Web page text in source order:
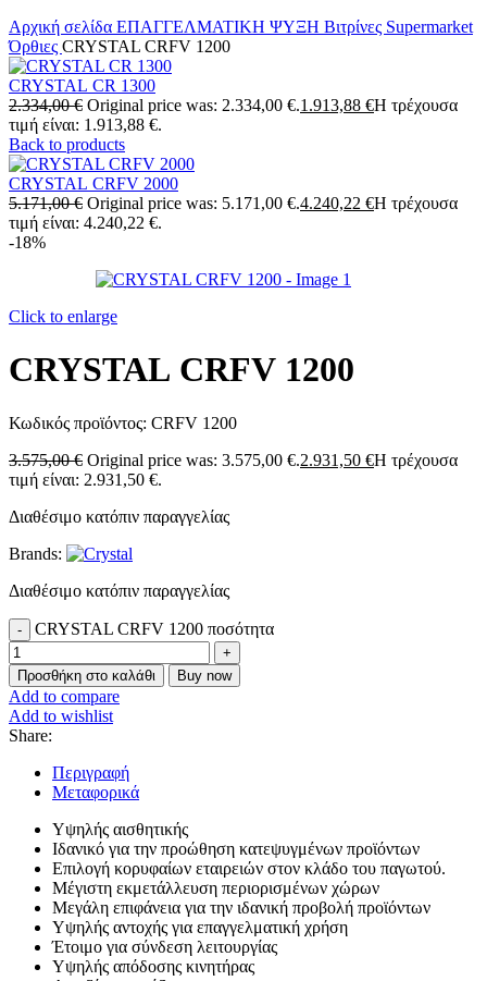
Αρχική σελίδα ΕΠΑΓΓΕΛΜΑΤΙΚΗ ΨΥΞΗ Βιτρίνες Supermarket
Όρθιες CRYSTAL CRFV 1200
CRYSTAL CR 1300
2.334,00€ Original price was: 2.334,00 €.1.913,88 €Η τρέχουσα
τιμή είναι: 1.913,88 €.
Back to products
CRYSTAL CRFV 2000
5.171,00€ Original price was: 5.171,00 €.4.240,22 €Η τρέχουσα
τιμή είναι: 4.240,22 €.
-18%
Click to enlarge
CRYSTAL CRFV 1200
Κωδικός προϊόντος: CRFV 1200
3.575,00€ Original price was: 3.575,00 €.2.931,50 €Η τρέχουσα
τιμή είναι: 2.931,50 €.
Διαθέσιμο κατόπιν παραγγελίας
Brands:
Διαθέσιμο κατόπιν παραγγελίας
CRYSTAL CRFV 1200 ποσότητα
Προσθήκη στο καλάθι Buy now
Add to compare
Add to wishlist
Share:
Περιγραφή
Μεταφορικά
Υψηλής αισθητικής
Ιδανικό για την προώθηση κατεψυγμένων προϊόντων
Επιλογή κορυφαίων εταιρειών στον κλάδο του παγωτού.
Μέγιστη εκμετάλλευση περιορισμένων χώρων
Μεγάλη επιφάνεια για την ιδανική προβολή προϊόντων
Υψηλής αντοχής για επαγγελματική χρήση
Έτοιμο για σύνδεση λειτουργίας
Υψηλής απόδοσης κινητήρας